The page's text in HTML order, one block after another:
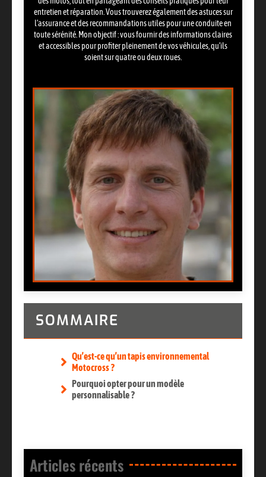
entretien et réparation. Vous trouverez également des astuces sur
l’assurance et des recommandations utiles pour une conduite en
toute sérénité. Mon objectif : vous fournir des informations claires
et accessibles pour profiter pleinement de vos véhicules, qu’ils
soient sur quatre ou deux roues.
SOMMAIRE
Qu’est-ce qu’un tapis environnemental
Motocross ?
Pourquoi opter pour un modèle
personnalisable ?
Articles récents​